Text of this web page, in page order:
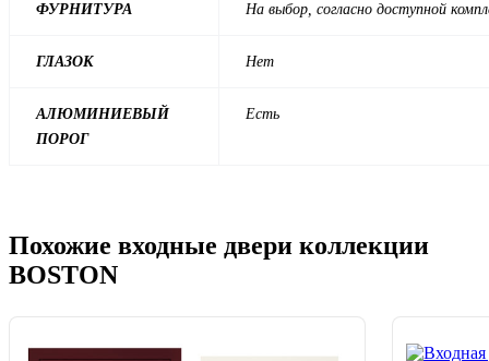
ФУРНИТУРА На выбор, согласно доступной
ГЛАЗОК Нет
АЛЮМИНИЕВЫЙ
ПОРОГ
Есть
Похожие входные двери коллекции
BOSTON